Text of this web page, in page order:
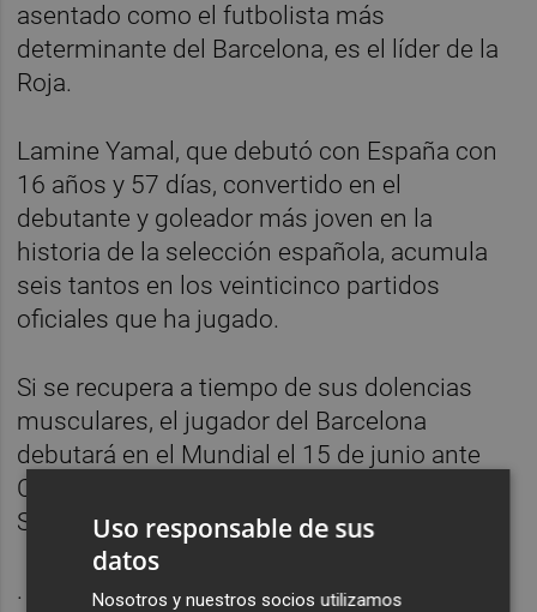
asentado como el futbolista más
determinante del Barcelona, es el líder de la
Roja.
Lamine Yamal, que debutó con España con
16 años y 57 días, convertido en el
debutante y goleador más joven en la
historia de la selección española, acumula
seis tantos en los veinticinco partidos
oficiales que ha jugado.
Si se recupera a tiempo de sus dolencias
musculares, el jugador del Barcelona
debutará en el Mundial el 15 de junio ante
Cabo Verde y luego se enfrentará a Arabia
Saudí y finalmente a Uruguay.
.
Uso responsable de sus
datos
Nosotros y nuestros socios utilizamos